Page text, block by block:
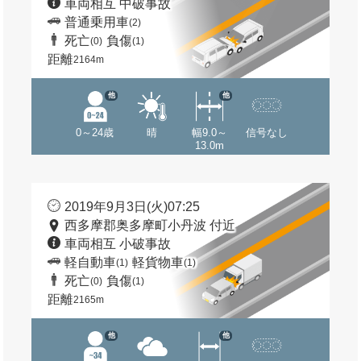
車両相互 中破事故
普通乗用車(2)
死亡(0) 負傷(1)
距離2164m
0～24歳
他
晴
幅9.0～
13.0m
他
信号なし
2019年9月3日(火)07:25
西多摩郡奥多摩町小丹波 付近
車両相互 小破事故
軽自動車(1) 軽貨物車(1)
死亡(0) 負傷(1)
距離2165m
他 他